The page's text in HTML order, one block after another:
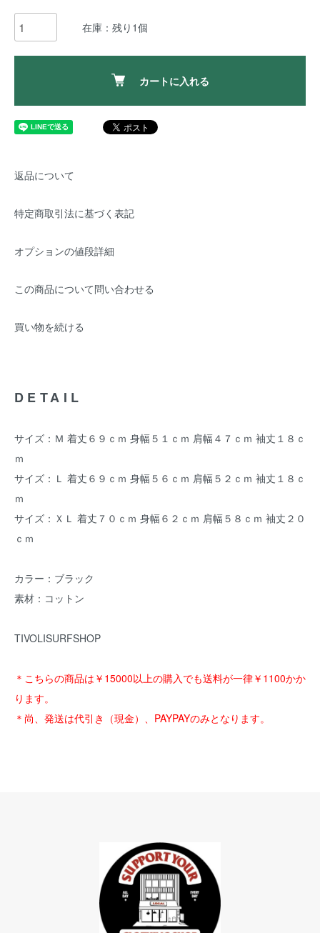
在庫：残り1個
カートに入れる
返品について
特定商取引法に基づく表記
オプションの値段詳細
この商品について問い合わせる
買い物を続ける
DETAIL
サイズ：Ｍ 着丈６９ｃｍ 身幅５１ｃｍ 肩幅４７ｃｍ 袖丈１８ｃ
ｍ
サイズ：Ｌ 着丈６９ｃｍ 身幅５６ｃｍ 肩幅５２ｃｍ 袖丈１８ｃ
ｍ
サイズ：ＸＬ 着丈７０ｃｍ 身幅６２ｃｍ 肩幅５８ｃｍ 袖丈２０
ｃｍ
カラー：ブラック
素材：コットン
TIVOLISURFSHOP
＊こちらの商品は￥15000以上の購入でも送料が一律￥1100かか
ります。
＊尚、発送は代引き（現金）、PAYPAYのみとなります。